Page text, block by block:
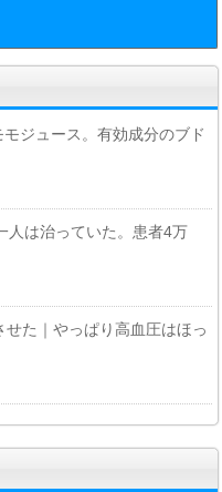
ジュース。有効成分のブド
人は治っていた。患者4万
た｜やっぱり高血圧はほっ